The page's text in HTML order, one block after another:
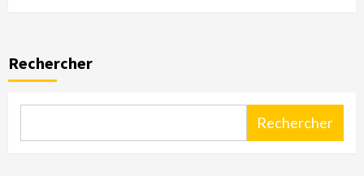
Rechercher
Rechercher